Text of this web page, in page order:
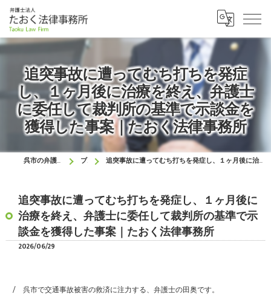
追突事故に遭ってむち打ちを発症
し、１ヶ月後に治療を終え、弁護士
に委任して裁判所の基準で示談金を
獲得した事案｜たおく法律事務所
呉市の弁護士はたおく法律事務所 ブログ 追突事故に遭ってむち打ちを発症し、１ヶ月後に治療を終え、弁護士に委任して裁判所の基準で示談金を獲得した事案｜たおく法律事務所
追突事故に遭ってむち打ちを発症し、１ヶ月後に
治療を終え、弁護士に委任して裁判所の基準で示
談金を獲得した事案｜たおく法律事務所
2026/06/29
呉市で交通事故被害の救済に注力する、弁護士の田奥です。